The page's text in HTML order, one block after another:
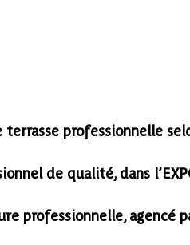
professionnelle
de qualité, dans
professionnelle, agencé